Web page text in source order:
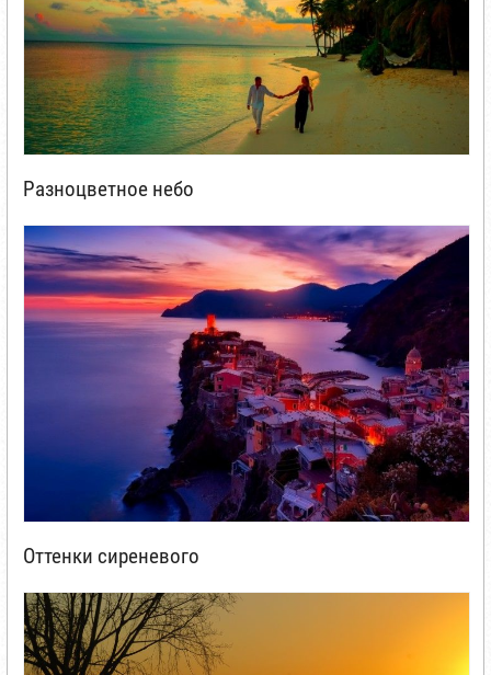
Разноцветное небо
Оттенки сиреневого